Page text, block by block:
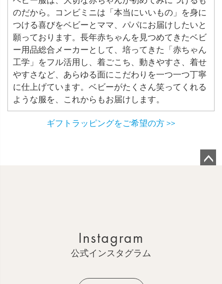
のだから。コンビミニは「本当にいいもの」を身に
つける喜びをベビーとママ、パパにお届けしたいと
願っております。長年赤ちゃんを見つめてきたベビ
ー用品総合メーカーとして、培ってきた「赤ちゃん
工学」をフル活用し、着ごこち、動きやすさ、着せ
やすさなど、あらゆる面にこだわりを一つ一つ丁寧
に仕上げています。ベビーがたくさん笑ってくれる
ような服を、これからもお届けします。
ギフトラッピングをご希望の方 >>
Instagram
公式インスタグラム